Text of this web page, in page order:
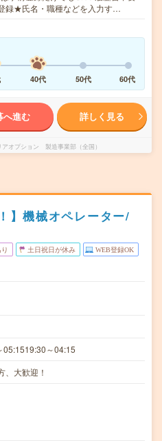
録★氏名・職種などを入力す…
40代 50代 60代
へ進む 詳しく見る
オプション 製造事業部（全国）
】機械オペレーター/
土日祝日が休み WEB登録OK
～04:15
、大歓迎！